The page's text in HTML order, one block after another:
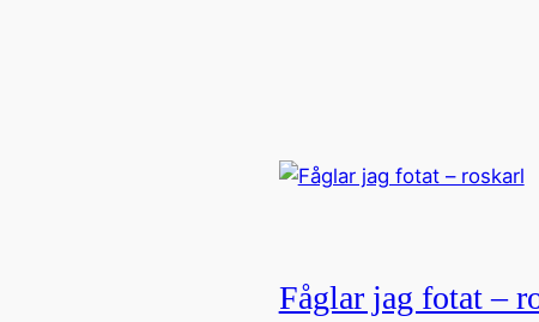
Fåglar jag fotat –